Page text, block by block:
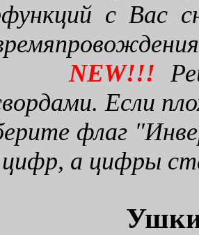
с Вас
NEW!!!
Если
флаг
а цифры